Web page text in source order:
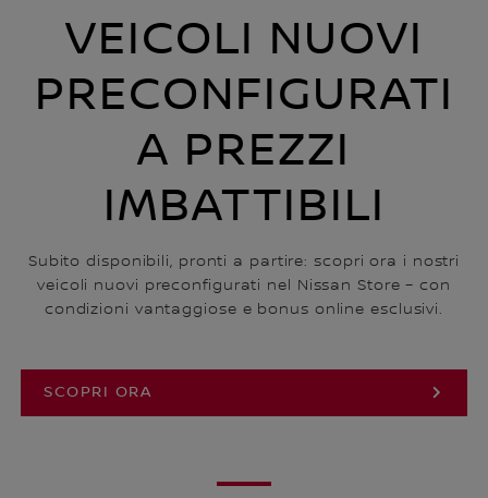
VEICOLI NUOVI
PRECONFIGURATI
A PREZZI
IMBATTIBILI
Subito disponibili, pronti a partire: scopri ora i nostri
veicoli nuovi preconfigurati nel Nissan Store – con
condizioni vantaggiose e bonus online esclusivi.
SCOPRI ORA